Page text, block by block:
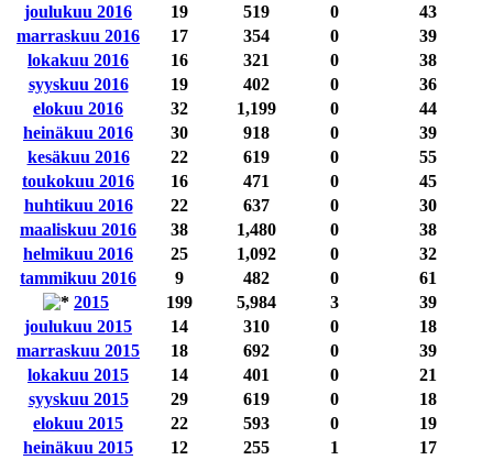
joulukuu 2016
19 519 0
43
marraskuu 2016
17 354 0
39
lokakuu 2016
16 321 0
38
syyskuu 2016
19 402 0
36
elokuu 2016
32 1,199 0
44
heinäkuu 2016
30 918 0
39
kesäkuu 2016
22 619 0
55
toukokuu 2016
16 471 0
45
huhtikuu 2016
22 637 0
30
maaliskuu 2016
38 1,480 0
38
helmikuu 2016
25 1,092 0
32
tammikuu 2016
9 482 0
61
2015
199 5,984 3
39
joulukuu 2015
14 310 0
18
marraskuu 2015
18 692 0
39
lokakuu 2015
14 401 0
21
syyskuu 2015
29 619 0
18
elokuu 2015
22 593 0
19
heinäkuu 2015
12 255 1
17